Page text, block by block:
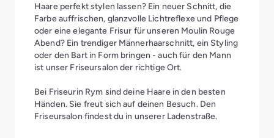
Haare perfekt stylen lassen? Ein neuer Schnitt, die
Farbe auffrischen, glanzvolle Lichtreflexe und Pflege
oder eine elegante Frisur für unseren Moulin Rouge
Abend? Ein trendiger Männerhaarschnitt, ein Styling
oder den Bart in Form bringen - auch für den Mann
ist unser Friseursalon der richtige Ort.
Bei Friseurin Rym sind deine Haare in den besten
Händen. Sie freut sich auf deinen Besuch. Den
Friseursalon findest du in unserer Ladenstraße.